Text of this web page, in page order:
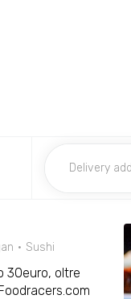
Sushi
30euro, oltre